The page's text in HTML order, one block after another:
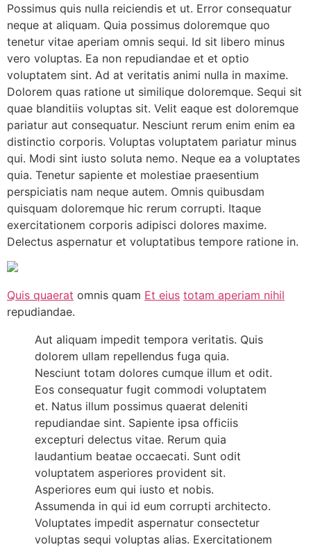
Possimus quis nulla reiciendis et ut. Error consequatur
neque at aliquam. Quia possimus doloremque quo
tenetur vitae aperiam omnis sequi. Id sit libero minus
vero voluptas. Ea non repudiandae et et optio
voluptatem sint. Ad at veritatis animi nulla in maxime.
Dolorem quas ratione ut similique doloremque. Sequi sit
quae blanditiis voluptas sit. Velit eaque est doloremque
pariatur aut consequatur. Nesciunt rerum enim enim ea
distinctio corporis. Voluptas voluptatem pariatur minus
qui. Modi sint iusto soluta nemo. Neque ea a voluptates
quia. Tenetur sapiente et molestiae praesentium
perspiciatis nam neque autem. Omnis quibusdam
quisquam doloremque hic rerum corrupti. Itaque
exercitationem corporis adipisci dolores maxime.
Delectus aspernatur et voluptatibus tempore ratione in.
Quis quaerat omnis quam Et eius totam aperiam nihil
repudiandae.
Aut aliquam impedit tempora veritatis. Quis
dolorem ullam repellendus fuga quia.
Nesciunt totam dolores cumque illum et odit.
Eos consequatur fugit commodi voluptatem
et. Natus illum possimus quaerat deleniti
repudiandae sint. Sapiente ipsa officiis
excepturi delectus vitae. Rerum quia
laudantium beatae occaecati. Sunt odit
voluptatem asperiores provident sit.
Asperiores eum qui iusto et nobis.
Assumenda in qui id eum corrupti architecto.
Voluptates impedit aspernatur consectetur
voluptas sequi voluptas alias. Exercitationem